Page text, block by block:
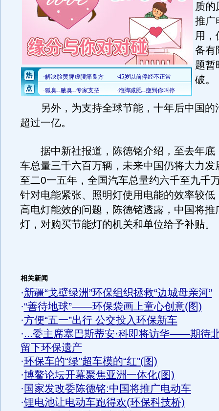
质的
推广
用，
备有
题暂
破。
另外，为支持全球节能，十年后中国的
超过一亿。
据中新社报道，陈德铭介绍，至去年底
车总量三千六百万辆，未来中国仍将大力发
至二0一五年，全国汽车总量约六千至九千
针对电能紧张、照明灯使用电能的效率较低
高电灯能效的问题，陈德铭透露，中国将推
灯，对购买节能灯的机关和单位给予补贴。
相关新闻
·新疆“戈壁绿洲”环保组织拯救“边城母亲河”
·“善待地球”——环保袋画上童心创意(图)
·方便“五一”出行 公交投入环保新车
·...委主席塞巴斯蒂安·科即将访华——期待
留下环保遗产
·环保车的“绿”超车模的“红”(图)
·博鳌论坛开幕聚焦亚洲一体化(图)
· 国家发改委陈德铭:中国将推广电动车
·锂电池让电动车跑得欢(环保科技桥)